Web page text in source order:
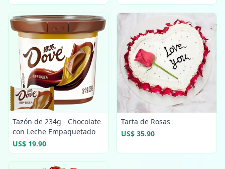
Tazón de 234g - Chocolate
con Leche Empaquetado
US$ 19.90
Tarta de Rosas
US$ 35.90